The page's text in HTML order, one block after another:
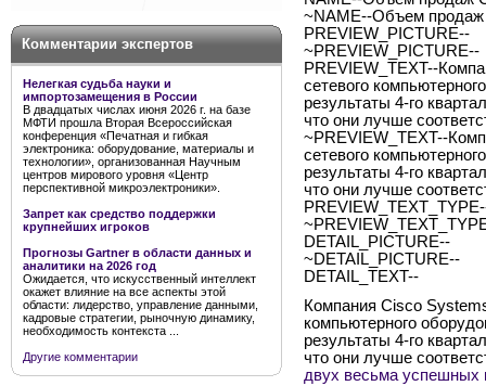
Комментарии экспертов
Нелегкая судьба науки и
импортозамещения в России
В двадцатых числах июня 2026 г. на базе
МФТИ прошла Вторая Всероссийская
конференция «Печатная и гибкая
электроника: оборудование, материалы и
технологии», организованная Научным
центров мирового уровня «Центр
перспективной микроэлектроники».
Запрет как средство поддержки
крупнейших игроков
Прогнозы Gartner в области данных и
аналитики на 2026 год
Ожидается, что искусственный интеллект
окажет влияние на все аспекты этой
области: лидерство, управление данными,
кадровые стратегии, рыночную динамику,
необходимость контекста ...
Другие комментарии
~NAME--Объем продаж
PREVIEW_PICTURE--
~PREVIEW_PICTURE--
PREVIEW_TEXT--
сетевого
результаты 4-го
что они лучше
~PREVIEW_TEXT--
сетевого
результаты 4-го
что они лучше
DETAIL_PICTURE--
~DETAIL_PICTURE--
DETAIL_TEXT--
Компания Cisco
компьютерного
результаты 4-го
что они лучше
двух весьма успешных